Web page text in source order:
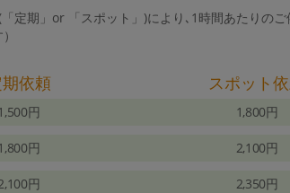
定期」or 「スポット」)により､1時間あたりの
依頼 スポット
円 1,800円
円 2,100円
円 2,350円